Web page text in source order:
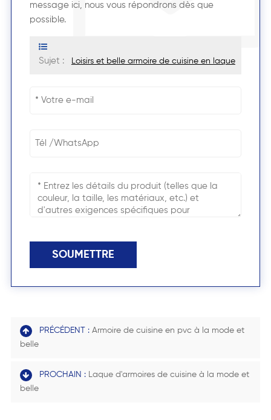
message ici, nous vous répondrons dès que
possible.
Sujet : Loisirs et belle armoire de cuisine en laque
SOUMETTRE
PRÉCÉDENT : Armoire de cuisine en pvc à la mode et
belle
PROCHAIN : Laque d'armoires de cuisine à la mode et
belle